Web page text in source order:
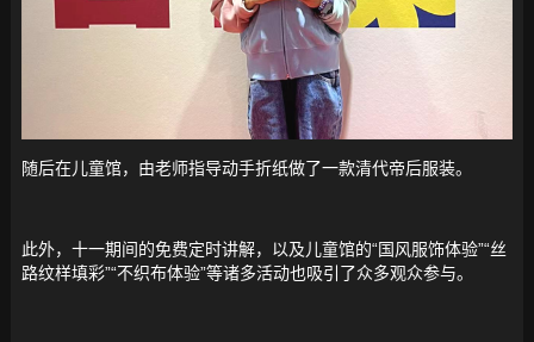
随后在儿童馆，由老师指导动手折纸做了一款清代帝后服装。
此外，十一期间的免费定时讲解，以及儿童馆的“国风服饰体验”“丝
路纹样填彩”“不织布体验”等诸多活动也吸引了众多观众参与。